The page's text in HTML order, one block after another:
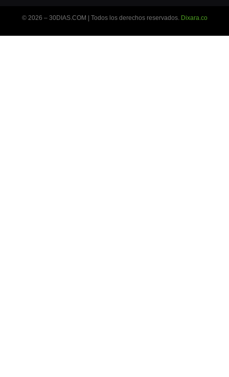
© 2026 – 30DIAS.COM | Todos los derechos reservados. Dixara.co